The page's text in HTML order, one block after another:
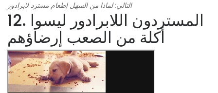
التالي: لماذا من السهل إطعام مسترد لابرادور
12. المستردون اللابرادور ليسوا
أكلة من الصعب إرضاؤهم